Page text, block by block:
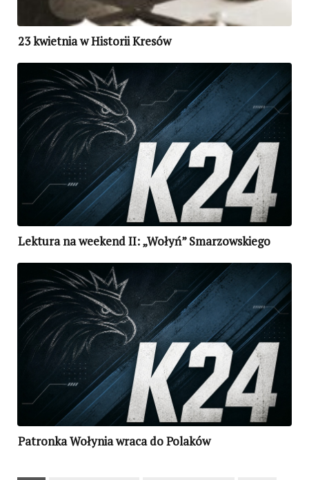
23 kwietnia w Historii Kresów
Lektura na weekend II: „Wołyń” Smarzowskiego
Patronka Wołynia wraca do Polaków